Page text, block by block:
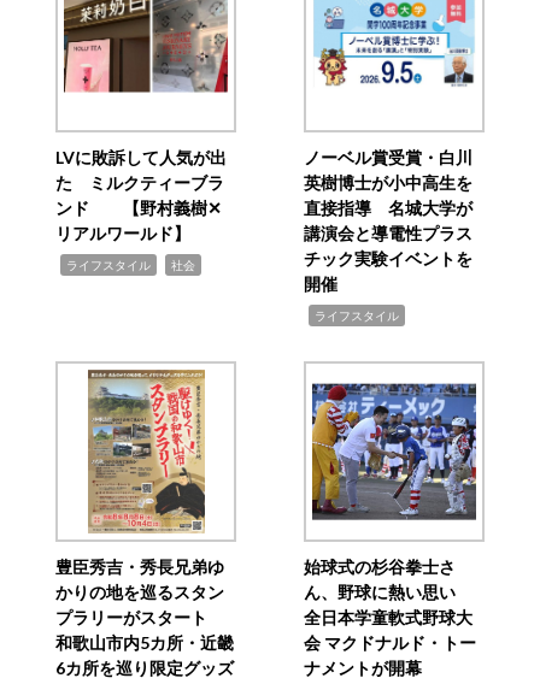
LVに敗訴して人気が出
た ミルクティーブラ
ンド 【野村義樹✕
リアルワールド】
ライフスタイル 社会
ノーベル賞受賞・白川
英樹博士が小中高生を
直接指導 名城大学が
講演会と導電性プラス
チック実験イベントを
開催
ライフスタイル
豊臣秀吉・秀長兄弟ゆ
かりの地を巡るスタン
プラリーがスタート
和歌山市内5カ所・近畿
6カ所を巡り限定グッズ
始球式の杉谷拳士さ
ん、野球に熱い思い
全日本学童軟式野球大
会 マクドナルド・トー
ナメントが開幕